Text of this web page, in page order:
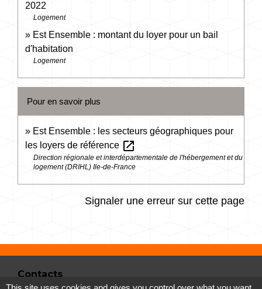
2022
Logement
Est Ensemble : montant du loyer pour un bail
d'habitation
Logement
Pour en savoir plus
Est Ensemble : les secteurs géographiques pour
les loyers de référence open_in_new
Direction régionale et interdépartementale de l'hébergement et du
logement (DRIHL) Ile-de-France
Signaler une erreur sur cette page
Contacts